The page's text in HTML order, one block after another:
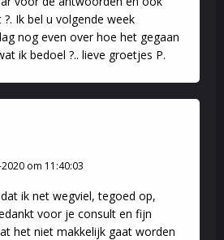
Ik bel u volgende week
nog even over hoe het gegaan
ik bedoel ?.. lieve groetjes P.
om 11:40:03
ik net wegviel, tegoed op,
voor je consult en fijn
het niet makkelijk gaat worden